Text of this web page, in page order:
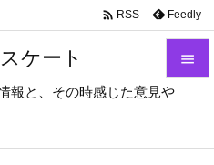
ケート
報と、その時感じた意見や


 RSS Feedly